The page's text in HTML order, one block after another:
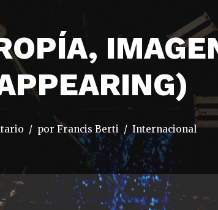
por Francis Berti Internacional